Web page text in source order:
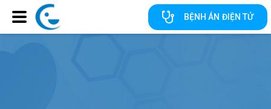
BỆNH ÁN ĐIỆN TỬ